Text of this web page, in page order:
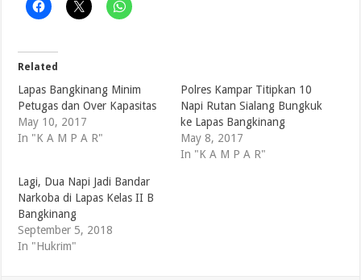
Related
Lapas Bangkinang Minim
Petugas dan Over Kapasitas
May 10, 2017
In "K A M P A R"
Polres Kampar Titipkan 10
Napi Rutan Sialang Bungkuk
ke Lapas Bangkinang
May 8, 2017
In "K A M P A R"
Lagi, Dua Napi Jadi Bandar
Narkoba di Lapas Kelas II B
Bangkinang
September 5, 2018
In "Hukrim"